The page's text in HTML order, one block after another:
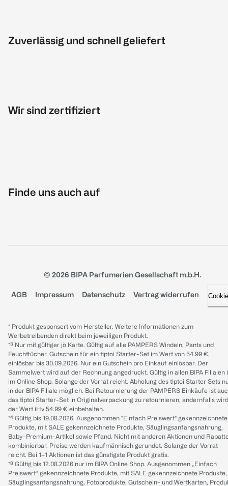
Zuverlässig und schnell geliefert
Wir sind zertifiziert
Finde uns auch auf
© 2026 BIPA Parfumerien Gesellschaft m.b.H.
AGB Impressum Datenschutz Vertrag widerrufen
* Produkt gesponsert vom Hersteller. Weitere Informationen zum
Werbetreibenden direkt beim jeweiligen Produkt.
*³ Nur mit gültiger jö Karte. Gültig auf alle PAMPERS Windeln, Pants und
Feuchttücher. Gutschein für ein tiptoi Starter-Set im Wert von 54.99 €,
einlösbar bis 30.09.2026. Nur ein Gutschein pro Einkauf einlösbar. Der
Sammelwert wird auf der Rechnung angedruckt. Gültig in allen BIPA Filialen
im Online Shop. Solange der Vorrat reicht. Abholung des tiptoi Starter Sets
in der BIPA Filiale möglich. Bei Retournierung der PAMPERS Einkäufe ist
das tiptoi Starter-Set in Originalverpackung zu retournieren, andernfalls wird
der Wert iHv 54.99 € einbehalten.
*⁴ Gültig bis 19.08.2026. Ausgenommen "Einfach Preiswert" gekennzeichnete
Produkte, mit SALE gekennzeichnete Produkte, Säuglingsanfangsnahrung,
Baby-Premium-Artikel sowie Pfand. Nicht mit anderen Aktionen und
kombinierbar. Preise werden kaufmännisch gerundet. Solange der Vorrat
reicht. Bei 1+1 Aktionen ist das günstigste Produkt gratis.
*⁸ Gültig bis 12.08.2026 nur im BIPA Online Shop. Ausgenommen „Einfach
Preiswert“ gekennzeichnete Produkte, mit SALE gekennzeichnete Produkte,
Säuglingsanfangsnahrung, Fotoprodukte, Gutschein- und Wertkarten,